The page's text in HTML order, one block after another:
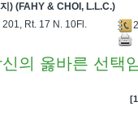
) (FAHY & CHOI, L.L.C.)
Rt. 17 N. 10Fl.
의 옳바른 선택